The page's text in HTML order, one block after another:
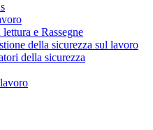
e Rassegne
della sicurezza sul lavoro
della sicurezza